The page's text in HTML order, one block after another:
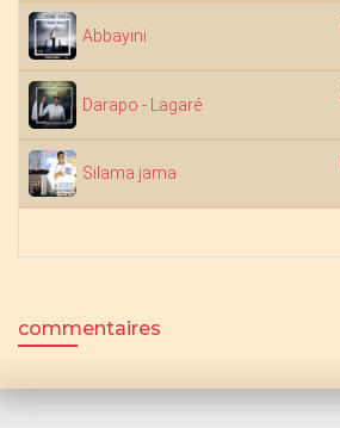
Abbayini
Darapo - Lagaré
Silama jama
commentaires